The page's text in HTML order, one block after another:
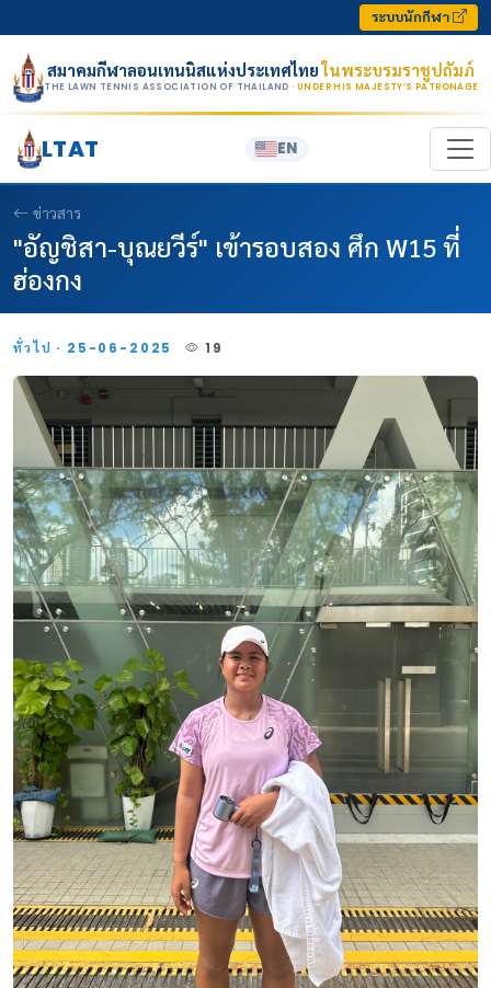
ระบบนักกีฬา
สมาคมกีฬาลอนเทนนิสแห่งประเทศไทยในพระบรมราชูปถัมภ์
THE LAWN TENNIS ASSOCIATION OF THAILAND · UNDER HIS MAJESTY’S PATRONAGE
LTAT EN
ข่าวสาร
"อัญชิสา-บุณยวีร์" เข้ารอบสอง ศึก W15 ที่
ฮ่องกง
ทั่วไป · 25-06-2025 19